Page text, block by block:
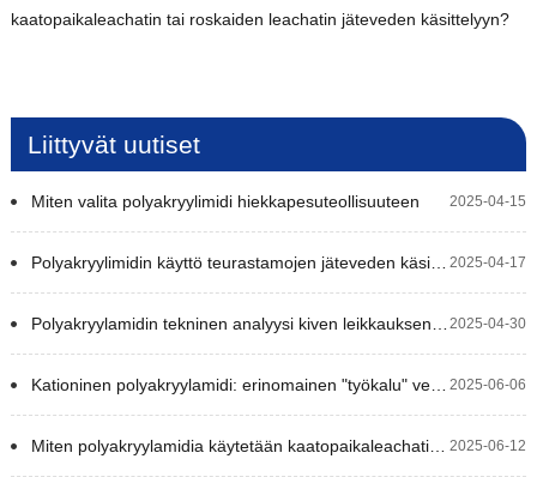
kaatopaikaleachatin tai roskaiden leachatin jäteveden käsittelyyn?
Liittyvät uutiset
2025-04-15
Miten valita polyakryylimidi hiekkapesuteollisuuteen
2025-04-17
Polyakryylimidin käyttö teurastamojen jäteveden käsittelyssä
2025-04-30
Polyakryylamidin tekninen analyysi kiven leikkauksen jäteveden käsittelyyn
2025-06-06
Kationinen polyakryylamidi: erinomainen "työkalu" vedenkäsittelyyn
2025-06-12
Miten polyakryylamidia käytetään kaatopaikaleachatin tai roskaiden leachatin jäteveden käsittelyyn?